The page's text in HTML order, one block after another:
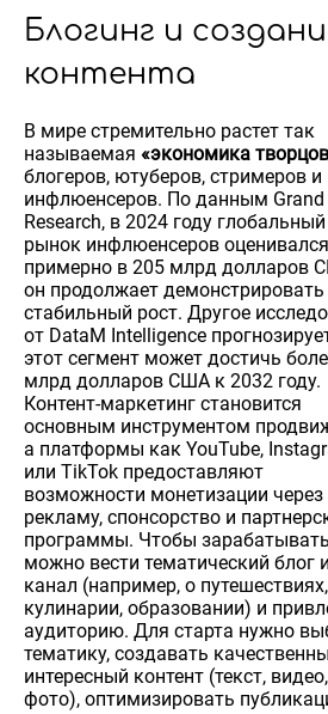
Блогинг и
контента
В мире стремительно растет так
называемая «экономика
блогеров, ютуберов, стримеров и
инфлюенсеров. По данным Grand
Research, в 2024 году глобальный
рынок инфлюенсеров оценивался
примерно в 205 млрд долларов
он продолжает демонстрировать
стабильный рост. Другое
от DataM Intelligence
этот сегмент может достичь
млрд долларов США к 2032 году.
Контент-маркетинг становится
основным инструментом
а платформы как YouTube,
или TikTok предоставляют
возможности монетизации через
рекламу, спонсорство и
программы. Чтобы
можно вести тематический блог
канал (например, о путешествиях,
кулинарии, образовании) и
аудиторию. Для старта нужно
тематику, создавать
интересный контент (текст, видео,
фото), оптимизировать